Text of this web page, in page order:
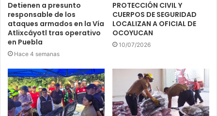
Detienen a presunto
responsable de los
ataques armados en la Vía
Atlixcáyotl tras operativo
en Puebla
Hace 4 semanas
PROTECCIÓN CIVIL Y
CUERPOS DE SEGURIDAD
LOCALIZAN A OFICIAL DE
OCOYUCAN
10/07/2026